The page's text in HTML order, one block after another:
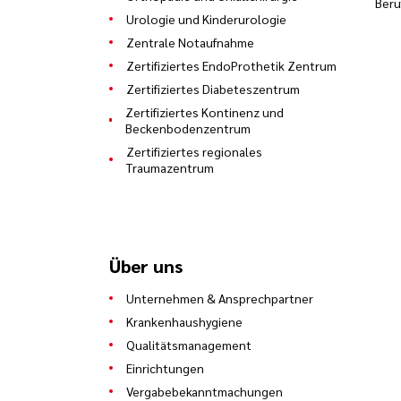
Urologie und Kinderurologie
Zentrale Notaufnahme
Zertifiziertes EndoProthetik Zentrum
Zertifiziertes Diabeteszentrum
Zertifiziertes Kontinenz und
Beckenbodenzentrum
Zertifiziertes regionales
Traumazentrum
Über uns
Unternehmen & Ansprechpartner
Krankenhaushygiene
Qualitätsmanagement
Einrichtungen
Vergabebekanntmachungen